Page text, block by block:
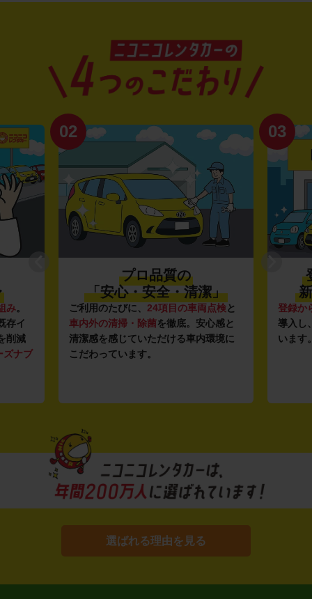
み。
存イ
削減
ズナブ
02
プロ品質の
「安心・安全・清潔」
ご利用のたびに、 24項目の車両点検と
車内外の清掃・除菌を徹底。安心感と
清潔感を感じていただける車内環境に
こだわっています。
03
登録か
導入し
います
選ばれる理由を見る